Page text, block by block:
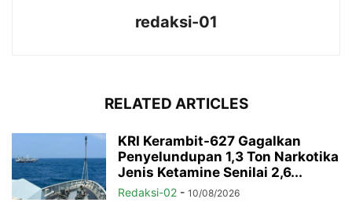
redaksi-01
RELATED ARTICLES
KRI Kerambit-627 Gagalkan
Penyelundupan 1,3 Ton Narkotika
Jenis Ketamine Senilai 2,6...
Redaksi-02 - 10/08/2026